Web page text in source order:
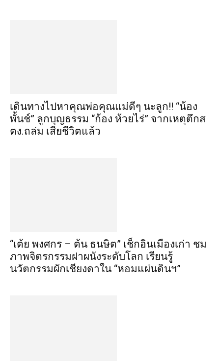
เดินทางไปหาคุณพ่อคุณแม่ดีๆ นะลูก!! “น้อง
พั้นช์” ลูกบุญธรรม “ก้อง ห้วยไร่” จากเหตุตึกส
ตง.ถล่ม เสียชีวิตแล้ว
“เต้ย พงศกร – ต้น ธนษิต” เช็กอินเมืองเก่า ชม
ภาพจิตรกรรมฝาผนังระดับโลก เรียนรู้
นวัตกรรมผักเชียงดาใน “หอมแผ่นดินฯ”